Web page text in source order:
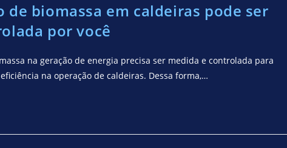
de biomassa em caldeiras pode ser
por você
na geração de energia precisa ser medida e controlada para
na operação de caldeiras. Dessa forma,…